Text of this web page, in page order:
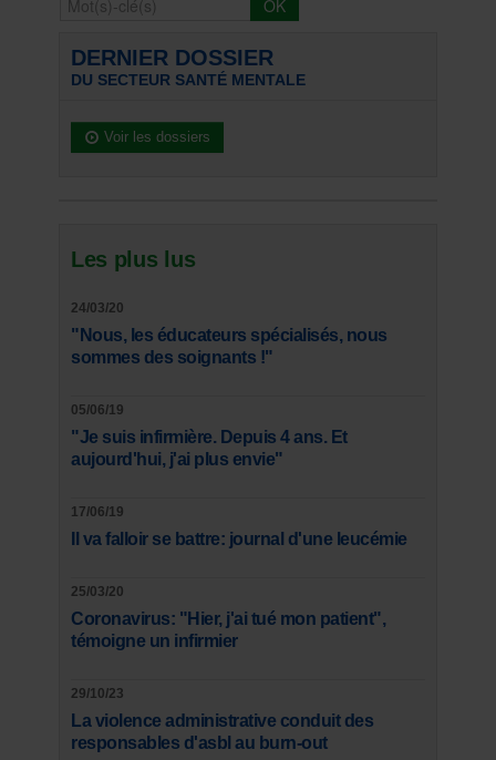
DERNIER DOSSIER
DU SECTEUR SANTÉ MENTALE
Voir les dossiers
Les plus lus
24/03/20
"Nous, les éducateurs spécialisés, nous
sommes des soignants !"
05/06/19
"Je suis infirmière. Depuis 4 ans. Et
aujourd'hui, j'ai plus envie"
17/06/19
Il va falloir se battre: journal d'une leucémie
25/03/20
Coronavirus: "Hier, j'ai tué mon patient",
témoigne un infirmier
29/10/23
La violence administrative conduit des
responsables d'asbl au burn-out